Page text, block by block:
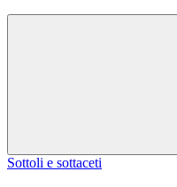
Sottoli e sottaceti